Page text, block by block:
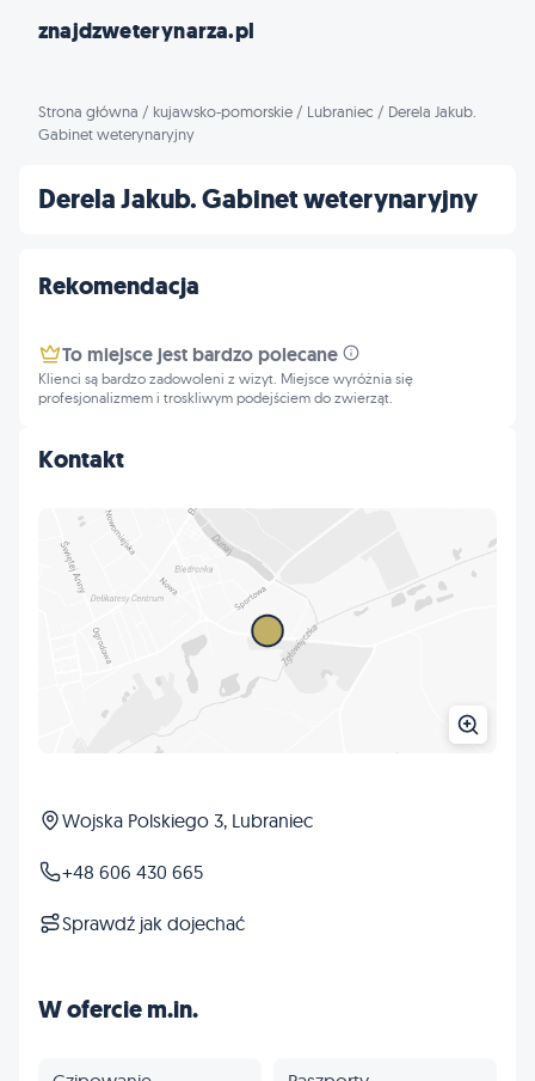
znajdzweterynarza.pl
Strona główna / kujawsko-pomorskie / Lubraniec / Derela Jakub.
Gabinet weterynaryjny
Derela Jakub. Gabinet weterynaryjny
Kontakt
Wojska Polskiego 3, Lubraniec
+48 606 430 665
Sprawdź jak dojechać
W ofercie m.in.
Rekomendacja
To miejsce jest bardzo polecane
Klienci są bardzo zadowoleni z wizyt. Miejsce wyróżnia się
profesjonalizmem i troskliwym podejściem do zwierząt.